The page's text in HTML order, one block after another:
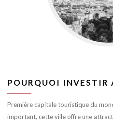
POURQUOI INVESTIR
Première capitale touristique du
important, cette ville offre une